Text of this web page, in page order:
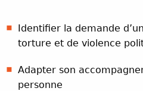
Identifier la demande
torture et de violence
Adapter son
personne